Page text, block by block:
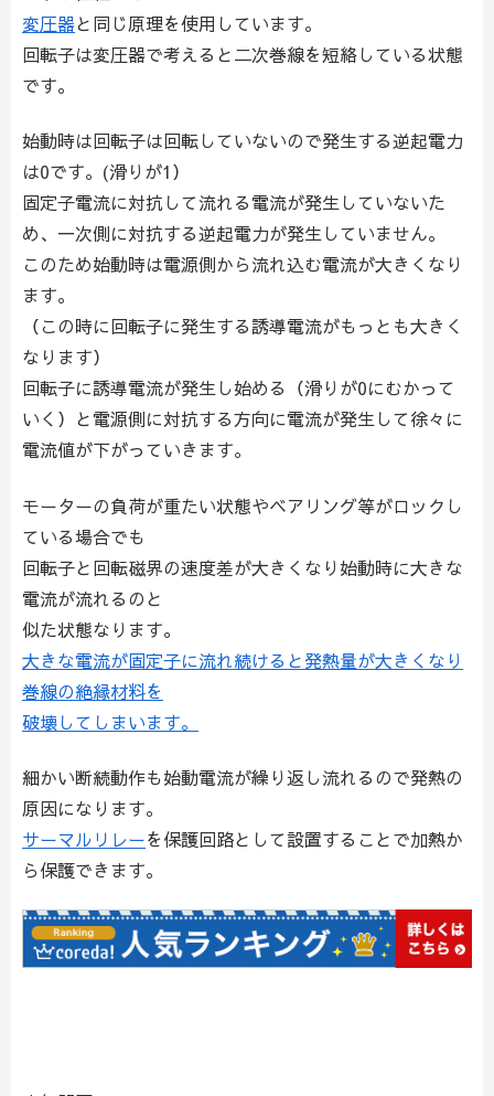
変圧器と同じ原理を使用しています。
回転子は変圧器で考えると二次巻線を短絡している状態
です。
始動時は回転子は回転していないので発生する逆起電力
は0です。(滑りが1）
固定子電流に対抗して流れる電流が発生していないた
め、一次側に対抗する逆起電力が発生していません。
このため始動時は電源側から流れ込む電流が大きくなり
ます。
（この時に回転子に発生する誘導電流がもっとも大きく
なります）
回転子に誘導電流が発生し始める（滑りが0にむかって
いく）と電源側に対抗する方向に電流が発生して徐々に
電流値が下がっていきます。
モーターの負荷が重たい状態やベアリング等がロックし
ている場合でも
回転子と回転磁界の速度差が大きくなり始動時に大きな
電流が流れるのと
似た状態なります。
大きな電流が固定子に流れ続けると発熱量が大きくなり
巻線の絶縁材料を
破壊してしまいます。
細かい断続動作も始動電流が繰り返し流れるので発熱の
原因になります。
サーマルリレーを保護回路として設置することで加熱か
ら保護できます。